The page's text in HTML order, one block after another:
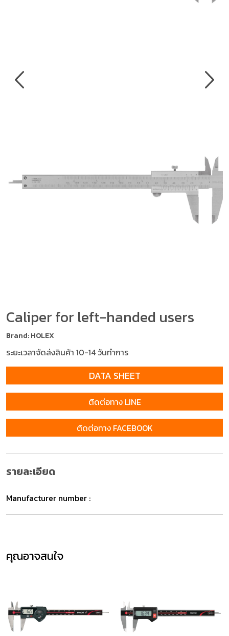
Caliper for left-handed users
Brand: HOLEX
ระยะเวลาจัดส่งสินค้า 10-14 วันทำการ
DATA SHEET
ติดต่อทาง LINE
ติดต่อทาง FACEBOOK
รายละเอียด
Manufacturer number :
คุณอาจสนใจ